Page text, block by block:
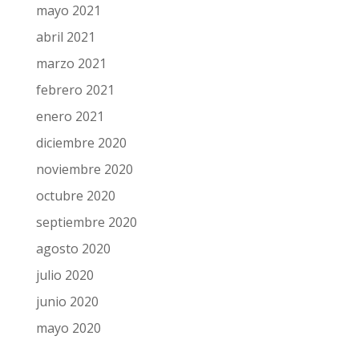
mayo 2021
abril 2021
marzo 2021
febrero 2021
enero 2021
diciembre 2020
noviembre 2020
octubre 2020
septiembre 2020
agosto 2020
julio 2020
junio 2020
mayo 2020